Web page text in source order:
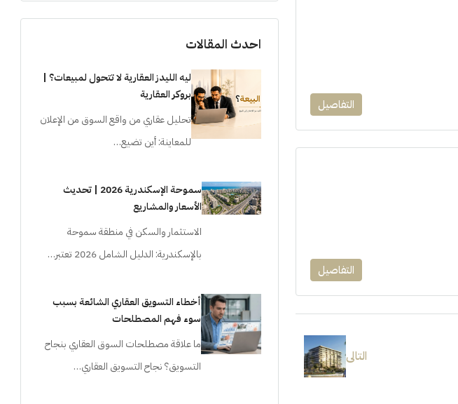
التفاصيل
التفاصيل
التالى
احدث المقالات
ليه الليدز العقارية لا تتحول لمبيعات؟ |
بروكر العقارية
تحليل عقاري من واقع السوق من الإعلان
للمعاينة: أين تضيع…
سموحة الإسكندرية 2026 | تحديث
الأسعار والمشاريع
الاستثمار والسكن في منطقة سموحة
بالإسكندرية: الدليل الشامل 2026 تعتبر…
أخطاء التسويق العقاري الشائعة بسبب
سوء فهم المصطلحات
ما علاقة مصطلحات السوق العقاري بنجاح
التسويق؟ نجاح التسويق العقاري…